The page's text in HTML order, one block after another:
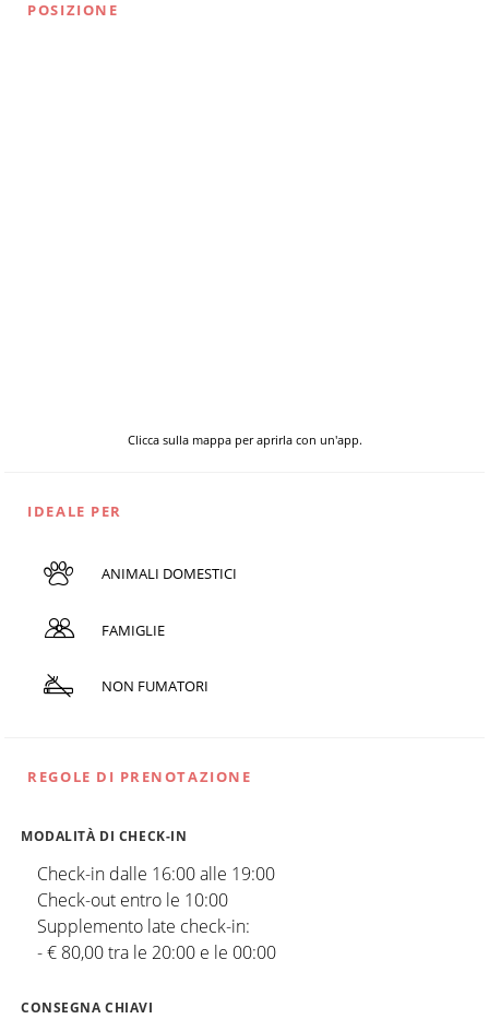
POSIZIONE
Clicca sulla mappa per aprirla con un'app.
IDEALE PER
ANIMALI DOMESTICI
FAMIGLIE
NON FUMATORI
REGOLE DI PRENOTAZIONE
MODALITÀ DI CHECK-IN
Check-in dalle 16:00 alle 19:00
Check-out entro le 10:00
Supplemento late check-in:
- € 80,00 tra le 20:00 e le 00:00
CONSEGNA CHIAVI